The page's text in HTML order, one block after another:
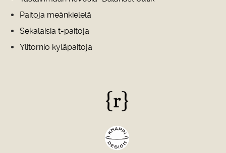
Paitoja meänkielelä
Sekalaisia t-paitoja
Ylitornio kyläpaitoja